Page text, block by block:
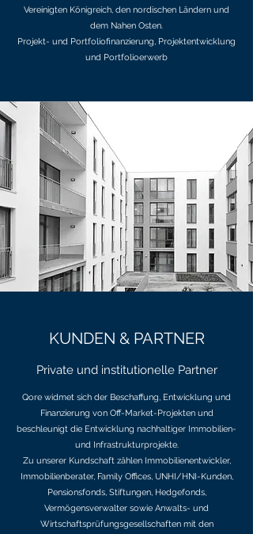
Vereinigten Königreich, den nordischen Ländern und
dem Nahen Osten.
Projekt- und Portfoliofinanzierung, Projektentwicklung
und Portfolioerwerb
KUNDEN & PARTNER
Private und institutionelle Partner
Qore widmet sich der Beschaffung, Entwicklung und
Finanzierung von Off-Market-Projekten und
beschleunigt die Entwicklung nachhaltiger Immobilien-
und Infrastrukturprojekte.
Zu unserer Kundschaft zählen Immobilienentwickler,
Immobilienberater, Family Offices, UNHI/HNI-Kunden,
Pensionsfonds, Stiftungen, Hedgefonds,
Vermögensverwalter sowie Anwalts- und
Wirtschaftsprüfungsgesellschaften mit den